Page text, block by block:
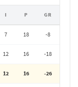
I P GR
7 18 -8
12 16 -18
12 16 -26